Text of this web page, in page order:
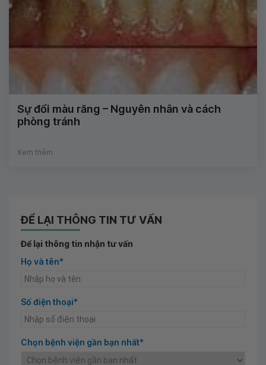
Sự đổi màu răng – Nguyên nhân và cách
phòng tránh
Xem thêm
ĐỂ LẠI THÔNG TIN TƯ VẤN
Để lại thông tin nhận tư vấn
Họ và tên*
Số điện thoại*
Chọn bệnh viện gần bạn nhất*